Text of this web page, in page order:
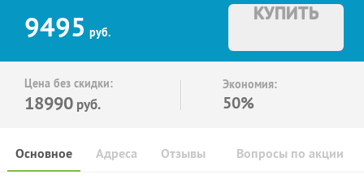
9495 руб.
КУПИТЬ
Цена без скидки:
18990 руб.
Экономия:
50%
Основное Отзывы Вопросы по акции
Адреса